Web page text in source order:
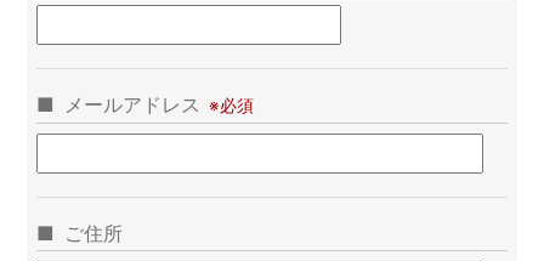
メールアドレス
ご住所